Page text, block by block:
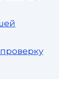
проверку